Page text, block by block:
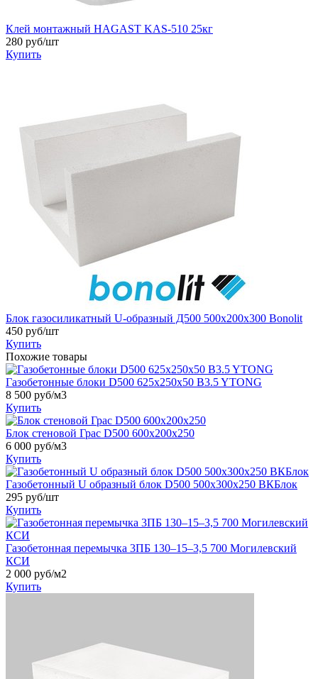
Клей монтажный HAGAST KAS-510 25кг
280 руб/шт
Купить
Блок газосиликатный U-образный Д500 500х200х300 Bonolit
450 руб/шт
Купить
Похожие товары
Газобетонные блоки D500 625х250х50 B3.5 YTONG
8 500 руб/м3
Купить
Блок стеновой Грас D500 600x200x250
6 000 руб/м3
Купить
Газобетонный U образный блок D500 500x300x250 ВКБлок
295 руб/шт
Купить
Газобетонная перемычка 3ПБ 130–15–3,5 700 Могилевский
КСИ
2 000 руб/м2
Купить